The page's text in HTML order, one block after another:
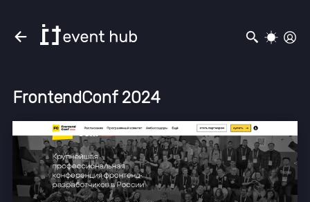
FrontendConf 2024